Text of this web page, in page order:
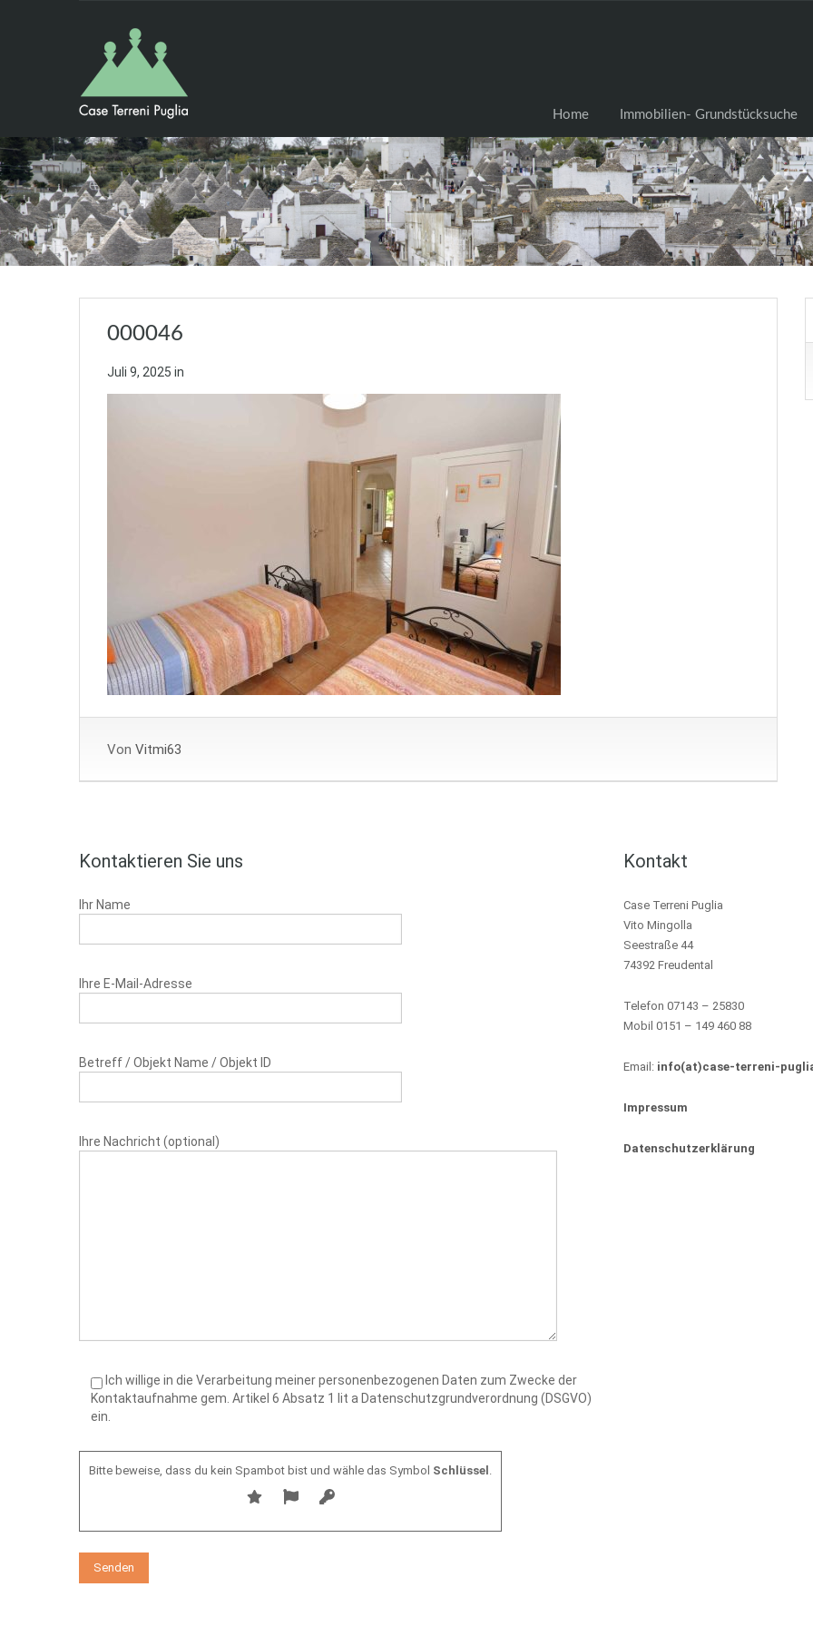
Home Immobilien- Grundstücksuche
000046
Juli 9, 2025 in
Von Vitmi63
Kontaktieren Sie uns
Ihr Name
Ihre E-Mail-Adresse
Betreff / Objekt Name / Objekt ID
Ihre Nachricht (optional)
Ich willige in die Verarbeitung meiner personenbezogenen Daten zum Zwecke der
Kontaktaufnahme gem. Artikel 6 Absatz 1 lit a Datenschutzgrundverordnung (DSGVO)
ein.
Bitte beweise, dass du kein Spambot bist und wähle das Symbol Schlüssel .
Kontakt
Case Terreni Puglia
Vito Mingolla
Seestraße 44
74392 Freudental
Telefon 07143 – 25830
Mobil 0151 – 149 460 88
Email: info(at)case-terreni-
Impressum
Datenschutzerklärung